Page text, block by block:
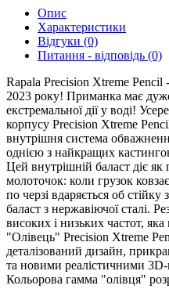
Опис
Характеристики
Відгуки (0)
Питання - відповідь (0)
Rapala Precision Xtreme
2023 року! Приманка має
екстремальної дії у воді!
корпусу Precision Xtreme
внутрішня система
однією з найкращих
Цей внутрішній баласт діє
молоточок: коли грузок
по черзі вдаряється об
баласт з нержавіючої сталі.
високих і низьких частот,
"Олівець" Precision Xtreme
деталізований дизайн,
та новими реалістичними
Кольорова гамма "олівця"